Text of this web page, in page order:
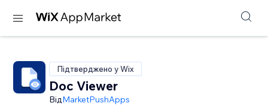
Підтверджено у Wix
Doc Viewer
ВідMarketPushApps